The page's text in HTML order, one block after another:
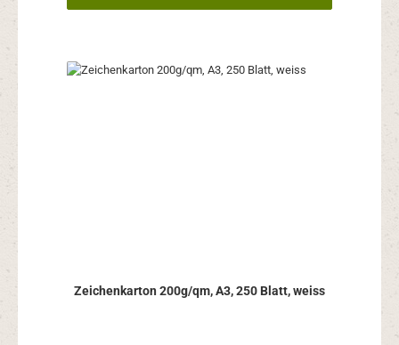
Zeichenkarton 200g/qm, A3, 250 Blatt, weiss